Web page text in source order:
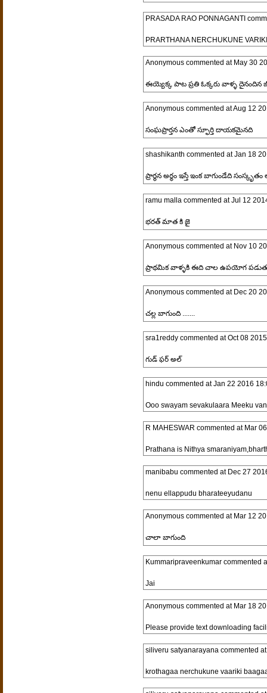
PRASADA RAO PONNAGANTI
PRARTHANA NERCHUKUNE
Anonymouscommented at May 30
ఈయ్యెక్క పాట ప్రతి ఓక్కరు వాళ్ళ దైనందిన
Anonymouscommented atAug 12
సంఘప్రార్తన ఎంతో స్ఫూర్తి దాయకమైనది
shashikanth commented atJan 18
ప్రార్థన అర్థం ఇస్తే ఇంక బాగుండేది సంస్కృతం
ramu mallacommented atJul 12
భరత్ మాత కి జై
Anonymouscommented at Nov 10
ప్రాథమిక వాళ్ళకి ఈది చాల ఉపయోగ
Anonymouscommented at Dec 20
చల్ల బాగుంది .......
sra1reddycommented atOct 08
గుడ్ ఫర్ అల్
hindu commented atJan 22 2016
Ooo swayam sevakulaara Meeku
R MAHESWAR commented at Mar
Prathana is Nithya
manibabu commented at Dec 27
nenu ellappudu bharateeyudanu
Anonymouscommented at Mar 12
చాలా బాగుంది
Kummaripraveenkumarcommented
Jai
Anonymouscommented at Mar 18
Please provide text downloading
siliveru satyanarayanacommented
krothagaa nerchukune vaariki